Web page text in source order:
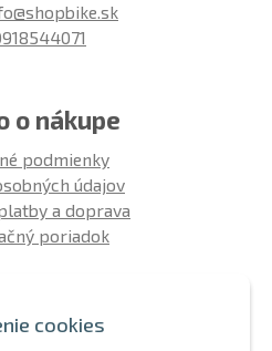
cookies
o nákupe
podmienky
údajov
a doprava
poriadok